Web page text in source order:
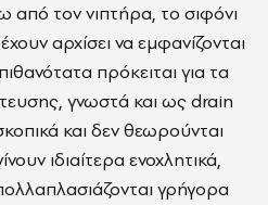
από τον νιπτήρα, το σιφόνι
αρχίσει να εμφανίζονται
πρόκειται για τα
γνωστά και ως drain
και δεν θεωρούνται
ιδιαίτερα ενοχλητικά,
γρήγορα